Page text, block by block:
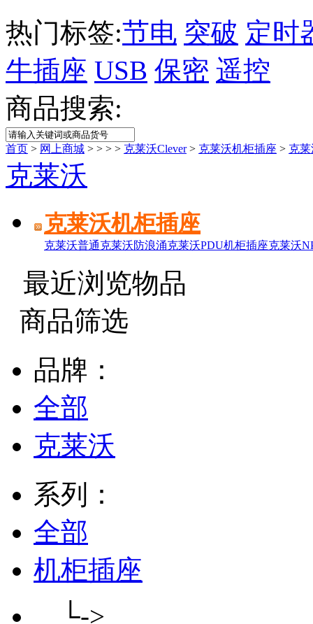
热门标签:节电 突破 定时
牛插座 USB 保密 遥控
商品搜索:
首页 > 网上商城 > > > > 克莱沃Clever> 克莱沃机柜插座 > 克
克莱沃
克莱沃机柜插座
克莱沃普通克莱沃防浪涌克莱沃PDU机柜插座克莱沃
最近浏览物品
商品筛选
品牌：
全部
克莱沃
系列：
全部
机柜插座
└->